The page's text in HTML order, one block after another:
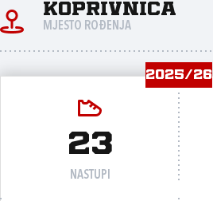
Koprivnica
MJESTO ROĐENJA
2025/26
23
NASTUPI